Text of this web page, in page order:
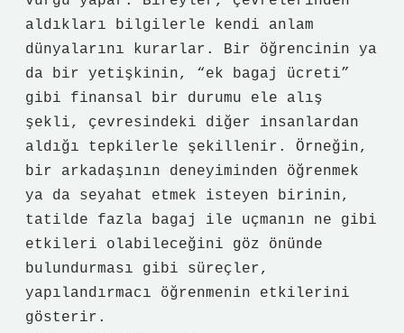
aldıkları bilgilerle kendi anlam
dünyalarını kurarlar. Bir öğrencinin ya
da bir yetişkinin, “ek bagaj ücreti”
gibi finansal bir durumu ele alış
şekli, çevresindeki diğer insanlardan
aldığı tepkilerle şekillenir. Örneğin,
bir arkadaşının deneyiminden öğrenmek
ya da seyahat etmek isteyen birinin,
tatilde fazla bagaj ile uçmanın ne gibi
etkileri olabileceğini göz önünde
bulundurması gibi süreçler,
yapılandırmacı öğrenmenin etkilerini
gösterir.